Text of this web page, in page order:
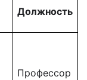
Должность
Профессор